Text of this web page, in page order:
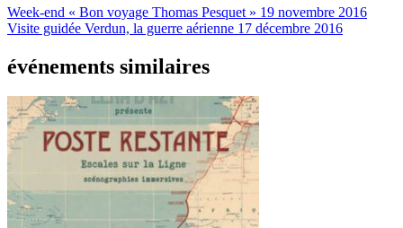
Week-end « Bon voyage Thomas Pesquet » 19 novembre 2016
Visite guidée Verdun, la guerre aérienne 17 décembre 2016
événements similaires